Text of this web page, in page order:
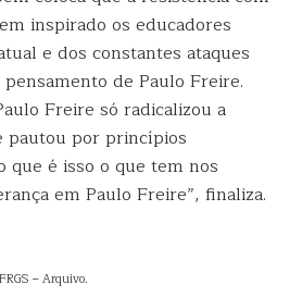
inspirado os educadores
e dos constantes ataques
de Paulo Freire.
Freire só radicalizou a
pautou por princípios
que é isso o que tem nos
em Paulo Freire”, finaliza.
– Arquivo.